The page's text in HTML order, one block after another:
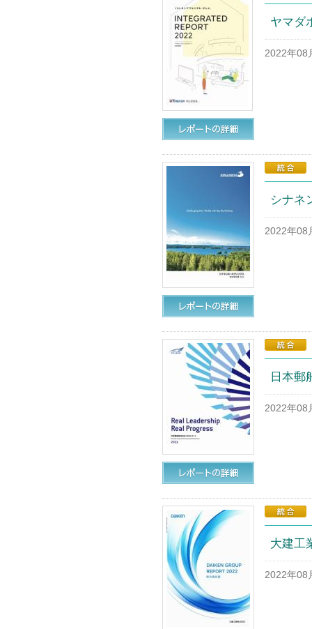
ヤマダ
2022年08
シナネ
2022年08
日本郵
2022年08
大建工
2022年08